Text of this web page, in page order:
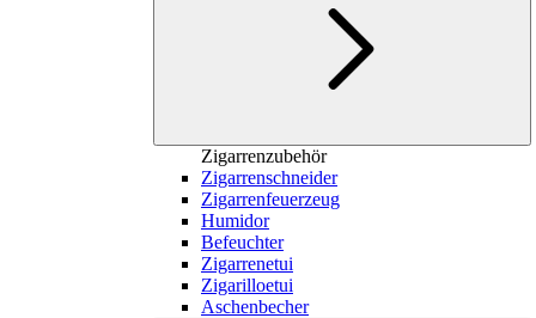
Zigarrenzubehör
Zigarrenschneider
Zigarrenfeuerzeug
Humidor
Befeuchter
Zigarrenetui
Zigarilloetui
Aschenbecher